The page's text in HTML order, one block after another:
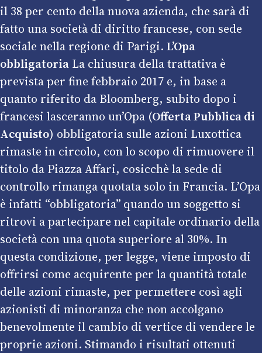
il 38 per cento della nuova azienda, che sarà di
fatto una società di diritto francese, con sede
sociale nella regione di Parigi. L’Opa
obbligatoria La chiusura della trattativa è
prevista per fine febbraio 2017 e, in base a
quanto riferito da Bloomberg, subito dopo i
francesi lasceranno un’Opa (Offerta Pubblica di
Acquisto) obbligatoria sulle azioni Luxottica
rimaste in circolo, con lo scopo di rimuovere il
titolo da Piazza Affari, cosicchè la sede di
controllo rimanga quotata solo in Francia. L’Opa
è infatti “obbligatoria” quando un soggetto si
ritrovi a partecipare nel capitale ordinario della
società con una quota superiore al 30%. In
questa condizione, per legge, viene imposto di
offrirsi come acquirente per la quantità totale
delle azioni rimaste, per permettere così agli
azionisti di minoranza che non accolgano
benevolmente il cambio di vertice di vendere le
proprie azioni. Stimando i risultati ottenuti